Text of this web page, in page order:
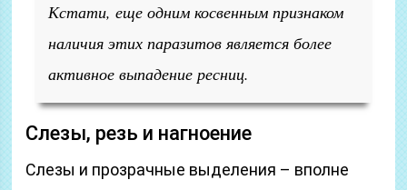
Кстати, еще одним косвенным признаком
наличия этих паразитов является более
активное выпадение ресниц.
Слезы, резь и нагноение
Слезы и прозрачные выделения – вполне